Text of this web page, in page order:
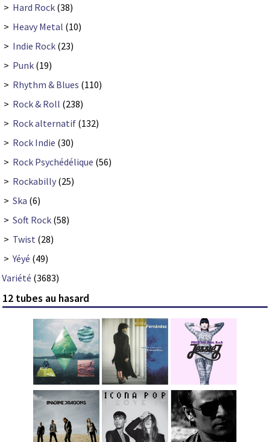
> Hard Rock (38)
> Heavy Metal (10)
> Indie Rock (23)
> Punk (19)
> Rhythm & Blues (110)
> Rock & Roll (238)
> Rock alternatif (132)
> Rock Indie (30)
> Rock Psychédélique (56)
> Rockabilly (25)
> Ska (6)
> Soft Rock (58)
> Twist (28)
>Yéyé (49)
Variété (3683)
12 tubes au hasard